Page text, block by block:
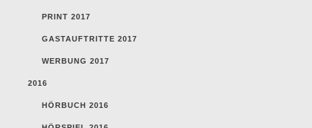
PRINT 2017
GASTAUFTRITTE 2017
WERBUNG 2017
2016
HÖRBUCH 2016